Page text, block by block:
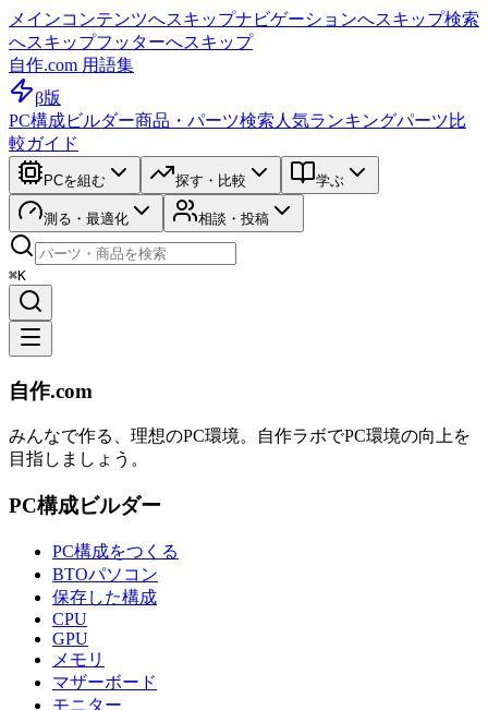
メインコンテンツへスキップナビゲーションへスキップ検索
へスキップフッターへスキップ
自作.com 用語集
β版
PC構成ビルダー商品・パーツ検索 人気ランキングパーツ比
較ガイド
PCを組む 探す・比較 学ぶ
測る・最適化 相談・投稿
⌘K
自作.com
みんなで作る、理想のPC環境。 自作ラボでPC環境の向上を
目指しましょう。
PC構成ビルダー
PC構成をつくる
BTOパソコン
保存した構成
CPU
GPU
メモリ
マザーボード
モニター